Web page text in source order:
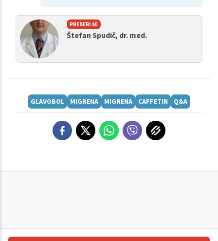
PREBERI ŠE
Štefan Spudič, dr. med.
GLAVOBOL MIGRENA MIGRENA CAFFETIN Q&A